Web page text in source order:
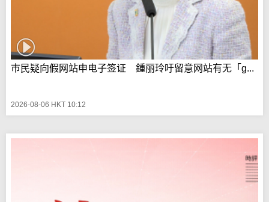
巿民疑向假网站申电子签证 鍾丽玲吁留意网站有无「g...
2026-08-06 HKT 10:12